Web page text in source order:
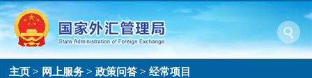
主页 > 网上服务 >政策问答 >经常项目